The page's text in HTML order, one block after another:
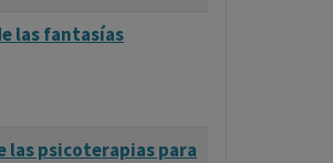
las fantasías
las psicoterapias para